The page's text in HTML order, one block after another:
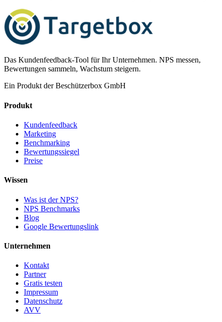
Das Kundenfeedback-Tool für Ihr Unternehmen. NPS messen,
Bewertungen sammeln, Wachstum steigern.
Ein Produkt der Beschützerbox GmbH
Produkt
Kundenfeedback
Marketing
Benchmarking
Bewertungssiegel
Preise
Wissen
Was ist der NPS?
NPS Benchmarks
Blog
Google Bewertungslink
Unternehmen
Kontakt
Partner
Gratis testen
Impressum
Datenschutz
AVV